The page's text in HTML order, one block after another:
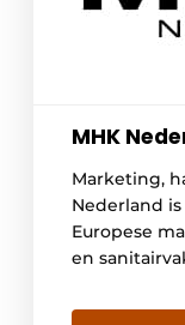
MHK
Marketing,
Nederland
Europese
en
profiteren